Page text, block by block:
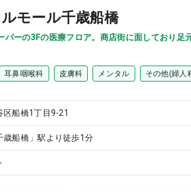
モール千歳船橋
パーの3Fの医療フロア。商店街に面しており
耳鼻咽喉科 皮膚科 メンタル その他(婦人
区船橋1丁目9-21
歳船橋」駅より徒歩1分